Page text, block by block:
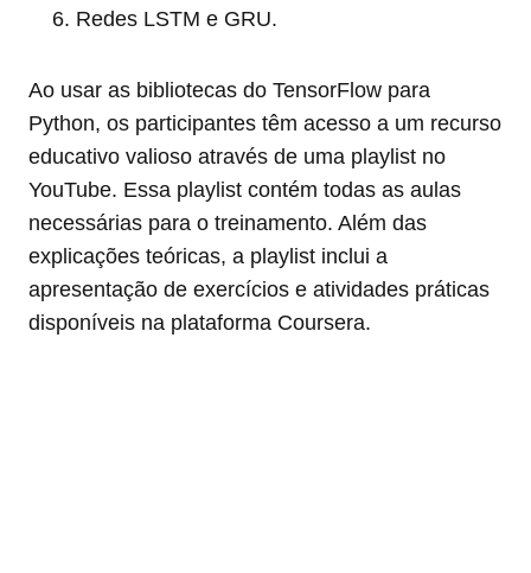
Redes LSTM e GRU.
Ao usar as bibliotecas do TensorFlow para
Python, os participantes têm acesso a um recurso
educativo valioso através de uma playlist no
YouTube. Essa playlist contém todas as aulas
necessárias para o treinamento. Além das
explicações teóricas, a playlist inclui a
apresentação de exercícios e atividades práticas
disponíveis na plataforma Coursera.